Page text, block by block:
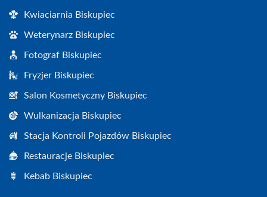
Kwiaciarnia Biskupiec
Weterynarz Biskupiec
Fotograf Biskupiec
Fryzjer Biskupiec
Salon Kosmetyczny Biskupiec
Wulkanizacja Biskupiec
Stacja Kontroli Pojazdów Biskupiec
Restauracje Biskupiec
Kebab Biskupiec